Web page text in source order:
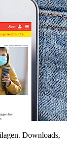
Downloads,